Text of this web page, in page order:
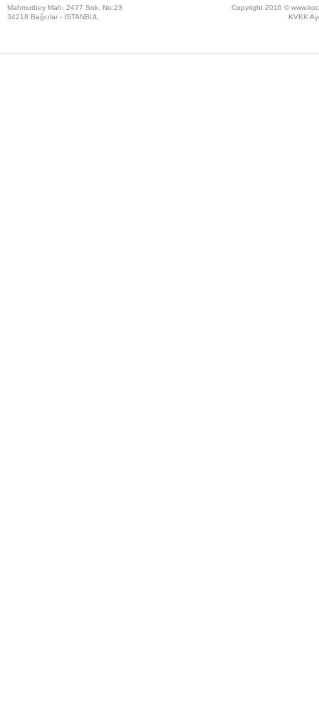
Mahmutbey Mah. 2477 Sok. No:23
34218 Bağcılar - İSTANBUL
Copyright 2016 ©
KVKK